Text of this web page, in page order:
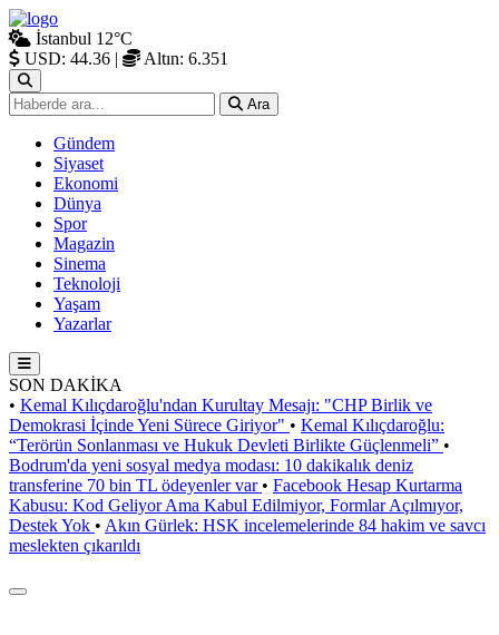
İstanbul 12°C
USD: 44.36 | Altın: 6.351
Ara
Gündem
Siyaset
Ekonomi
Dünya
Spor
Magazin
Sinema
Teknoloji
Yaşam
Yazarlar
SON DAKİKA
• Kemal Kılıçdaroğlu'ndan Kurultay Mesajı: "CHP Birlik ve
Demokrasi İçinde Yeni Sürece Giriyor" • Kemal Kılıçdaroğlu:
“Terörün Sonlanması ve Hukuk Devleti Birlikte Güçlenmeli” •
Bodrum'da yeni sosyal medya modası: 10 dakikalık deniz
transferine 70 bin TL ödeyenler var • Facebook Hesap Kurtarma
Kabusu: Kod Geliyor Ama Kabul Edilmiyor, Formlar Açılmıyor,
Destek Yok • Akın Gürlek: HSK incelemelerinde 84 hakim ve savcı
meslekten çıkarıldı